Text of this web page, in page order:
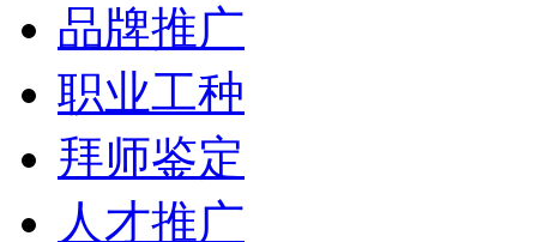
品牌推广
职业工种
拜师鉴定
人才推广